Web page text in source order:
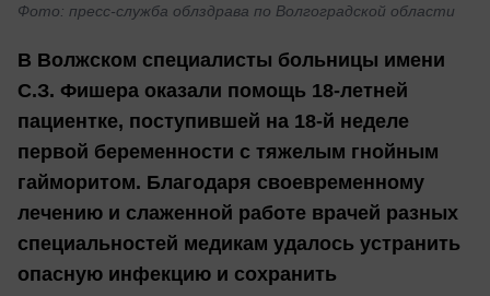
Фото: пресс-служба облздрава по Волгоградской области
В Волжском специалисты больницы имени
С.З. Фишера оказали помощь 18-летней
пациентке, поступившей на 18-й неделе
первой беременности с тяжелым гнойным
гайморитом. Благодаря своевременному
лечению и слаженной работе врачей разных
специальностей медикам удалось устранить
опасную инфекцию и сохранить